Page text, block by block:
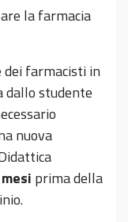
la farmacia
dei farmacisti in
dallo studente
nuova
prima della